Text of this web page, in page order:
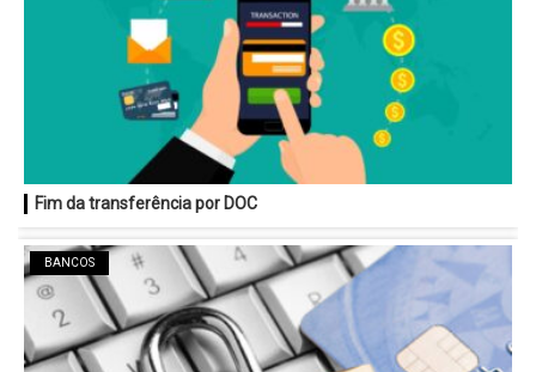
Fim da transferência por DOC
BANCOS